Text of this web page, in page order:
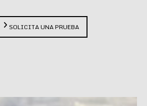
SOLICITA UNA PRUEBA